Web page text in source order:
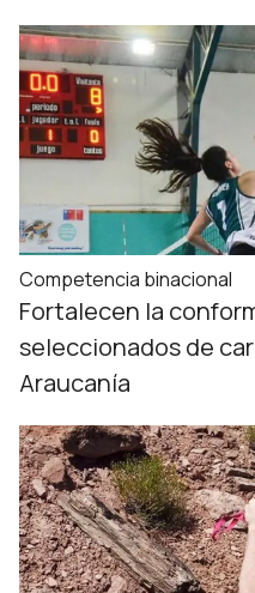
Competencia binacional
Fortalecen la
seleccionados de
Araucanía